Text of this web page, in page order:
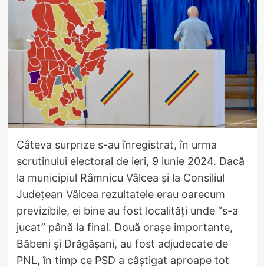
Câteva surprize s-au înregistrat, în urma
scrutinului electoral de ieri, 9 iunie 2024. Dacă
la municipiul Râmnicu Vâlcea și la Consiliul
Județean Vâlcea rezultatele erau oarecum
previzibile, ei bine au fost localități unde “s-a
jucat” până la final. Două orașe importante,
Băbeni și Drăgășani, au fost adjudecate de
PNL, în timp ce PSD a câștigat aproape tot